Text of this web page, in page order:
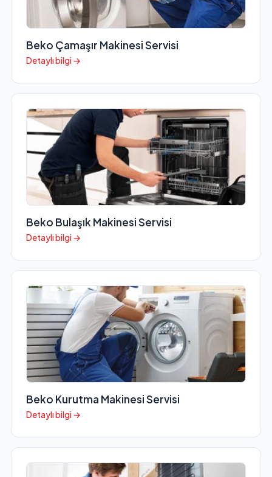
Beko Çamaşır Makinesi Servisi
Detaylı bilgi →
Beko Bulaşık Makinesi Servisi
Detaylı bilgi →
Beko Kurutma Makinesi Servisi
Detaylı bilgi →